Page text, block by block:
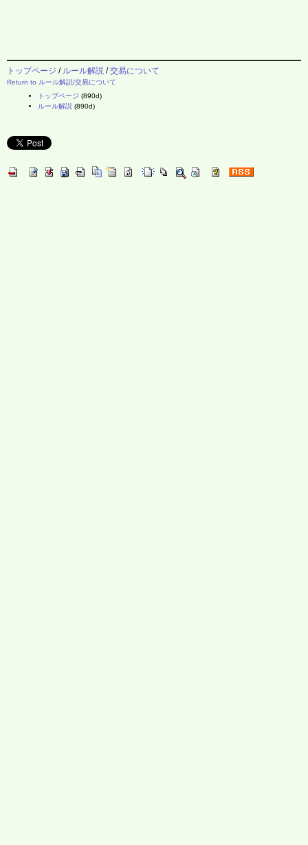
トップページ / ルール解説 /交易について
Return to ルール解説/交易について
トップページ (890d)
ルール解説 (890d)